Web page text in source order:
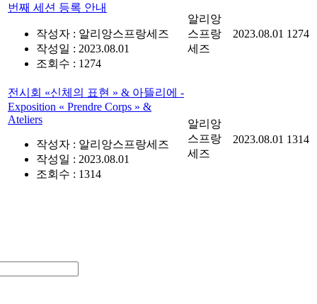
번째 세션 등록 안내
작성자 : 알리앙스프랑세즈
작성일 : 2023.08.01
조회수 : 1274
알리앙
스프랑
세즈
2023.08.01 1274
전시회 « 신체의 표현 » & 아뜰리에 -
Exposition « Prendre Corps » &
Ateliers
작성자 : 알리앙스프랑세즈
작성일 : 2023.08.01
조회수 : 1314
알리앙
스프랑
세즈
2023.08.01 1314